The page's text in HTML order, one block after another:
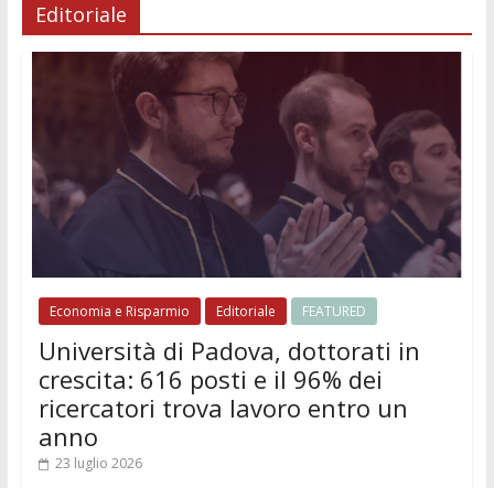
Editoriale
Economia e Risparmio Editoriale FEATURED
Università di Padova, dottorati in
crescita: 616 posti e il 96% dei
ricercatori trova lavoro entro un
anno
23 luglio 2026